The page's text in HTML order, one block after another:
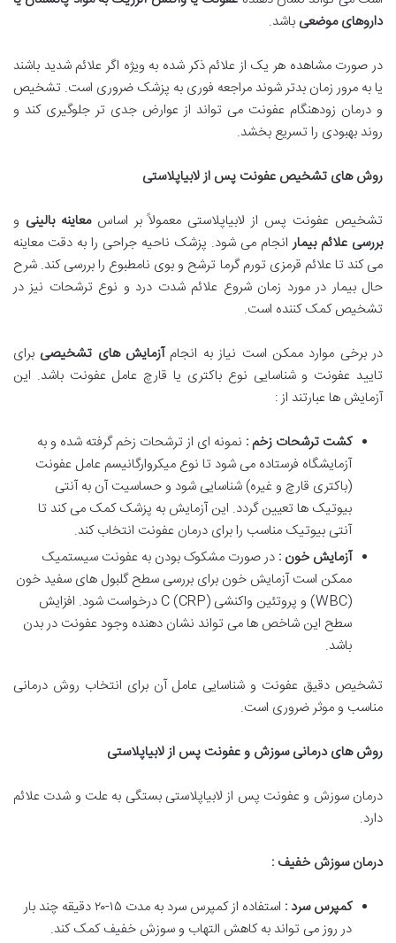
داروهای موضعی باشد.
در صورت مشاهده هر یک از علائم ذکر شده به ویژه اگر علائم شدید باشند
یا به مرور زمان بدتر شوند مراجعه فوری به پزشک ضروری است. تشخیص
و درمان زودهنگام عفونت می تواند از عوارض جدی تر جلوگیری کند و
روند بهبودی را تسریع بخشد.
روش های تشخیص عفونت پس از لابیاپلاستی
تشخیص عفونت پس از لابیاپلاستی معمولاً بر اساسمعاینه بالینی و
بررسی علائم بیمار انجام می شود. پزشک ناحیه جراحی را به دقت معاینه
می کند تا علائم قرمزی تورم گرما ترشح و بوی نامطبوع را بررسی کند. شرح
حال بیمار در مورد زمان شروع علائم شدت درد و نوع ترشحات نیز در
تشخیص کمک کننده است.
در برخی موارد ممکن است نیاز به انجامآزمایش های تشخیصی برای
تایید عفونت و شناسایی نوع باکتری یا قارچ عامل عفونت باشد. این
آزمایش ها عبارتند از :
کشت ترشحات زخم : نمونه ای از ترشحات زخم گرفته شده و به
آزمایشگاه فرستاده می شود تا نوع میکروارگانیسم عامل عفونت
(باکتری قارچ و غیره) شناسایی شود و حساسیت آن به آنتی
بیوتیک ها تعیین گردد. این آزمایش به پزشک کمک می کند تا
آنتی بیوتیک مناسب را برای درمان عفونت انتخاب کند.
آزمایش خون : در صورت مشکوک بودن به عفونت سیستمیک
ممکن است آزمایش خون برای بررسی سطح گلبول های سفید خون
(WBC) و پروتئین واکنشی C (CRP) درخواست شود. افزایش
سطح این شاخص ها می تواند نشان دهنده وجود عفونت در بدن
باشد.
تشخیص دقیق عفونت و شناسایی عامل آن برای انتخاب روش درمانی
مناسب و موثر ضروری است.
روش های درمانی سوزش و عفونت پس از لابیاپلاستی
درمان سوزش و عفونت پس از لابیاپلاستی بستگی به علت و شدت علائم
دارد.
درمان سوزش خفیف :
کمپرس سرد :
استفاده از کمپرس سرد به مدت ۱۵-۲۰ دقیقه چند بار
در روز می تواند به کاهش التهاب و سوزش خفیف کمک کند.